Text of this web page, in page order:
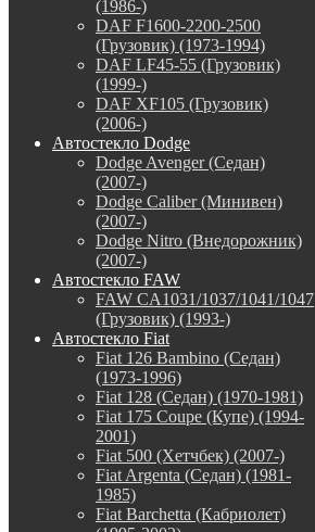
(1986-)
DAF F1600-2200-2500
(Грузовик) (1973-1994)
DAF LF45-55 (Грузовик)
(1999-)
DAF XF105 (Грузовик)
(2006-)
Автостекло Dodge
Dodge Avenger (Седан)
(2007-)
Dodge Caliber (Минивен)
(2007-)
Dodge Nitro (Внедорожник)
(2007-)
Автостекло FAW
FAW CA1031/1037/1041/1047
(Грузовик) (1993-)
Автостекло Fiat
Fiat 126 Bambino (Седан)
(1973-1996)
Fiat 128 (Седан) (1970-1981)
Fiat 175 Coupe (Купе) (1994-
2001)
Fiat 500 (Хетчбек) (2007-)
Fiat Argenta (Седан) (1981-
1985)
Fiat Barchetta (Кабриолет)